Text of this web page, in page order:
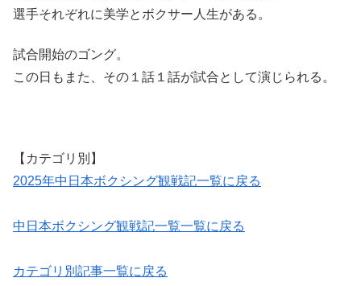
選手それぞれに美学とボクサー人生がある。
試合開始のゴング。
この日もまた、その１話１話が試合として演じられる。
【カテゴリ別】
2025年中日本ボクシング観戦記一覧に戻る
中日本ボクシング観戦記一覧一覧に戻る
カテゴリ別記事一覧に戻る